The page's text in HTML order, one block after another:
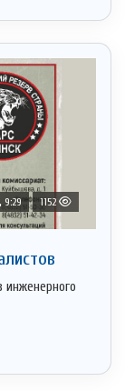
9:29 1152
инженерного